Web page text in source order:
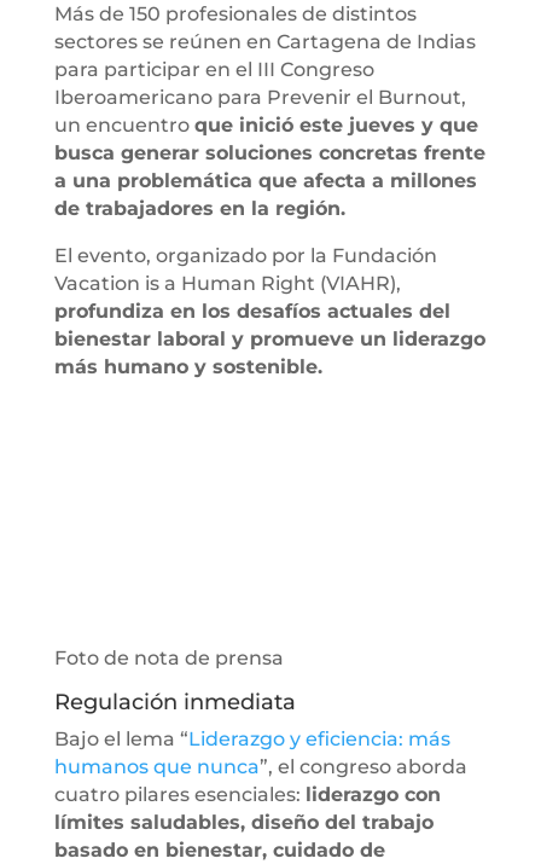
Más de 150 profesionales de distintos
sectores se reúnen en Cartagena de Indias
para participar en el III Congreso
Iberoamericano para Prevenir el Burnout,
un encuentro que inició este jueves y que
busca generar soluciones concretas frente
a una problemática que afecta a millones
de trabajadores en la región.
El evento, organizado por la Fundación
Vacation is a Human Right (VIAHR),
profundiza en los desafíos actuales del
bienestar laboral y promueve un liderazgo
más humano y sostenible.
Foto de nota de prensa
Regulación inmediata
Bajo el lema “Liderazgo y eficiencia: más
humanos que nunca”, el congreso aborda
cuatro pilares esenciales: liderazgo con
límites saludables, diseño del trabajo
basado en bienestar, cuidado de